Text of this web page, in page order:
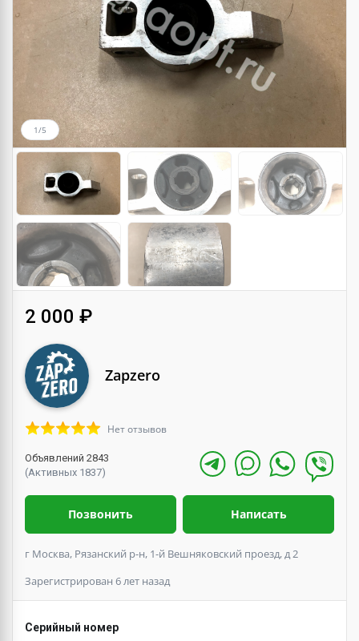
1/5
2 000 ₽
Zapzero
Нет отзывов
Объявлений 2843
(Активных 1837)
Позвонить Написать
г Москва, Рязанский р-н, 1-й Вешняковский проезд, д 2
Зарегистрирован 6 лет назад
Серийный номер